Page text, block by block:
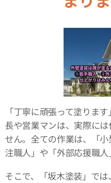
「丁寧に頑張って塗りま
長や営業マンは、実際に
せん。全ての作業は、「
注職人」や「外部応援職人
そこで、「坂木塗装」で